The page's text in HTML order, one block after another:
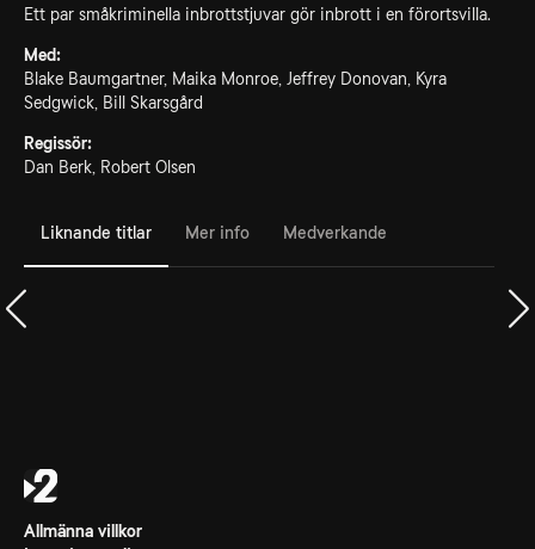
Ett par småkriminella inbrottstjuvar gör inbrott i en förortsvilla.
Med:
Blake Baumgartner, Maika Monroe, Jeffrey Donovan, Kyra
Sedgwick, Bill Skarsgård
Regissör:
Dan Berk, Robert Olsen
Liknande titlar Mer info Medverkande
Allmänna villkor